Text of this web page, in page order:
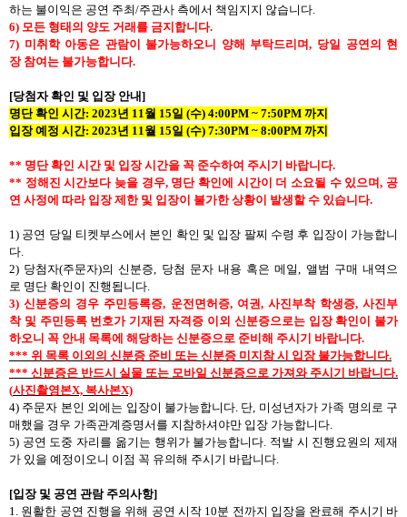
하는 불이익은 공연 주최/주관사 측에서 책임지지 않습니다.
6) 모든 형태의 양도 거래를 금지합니다.
7) 미취학 아동은 관람이 불가능하오니 양해 부탁드리며, 당일 공연의 현
장 참여는 불가능합니다.
[당첨자 확인 및 입장 안내]
명단 확인 시간: 2023년 11월 15일 (수) 4:00PM ~ 7:50PM 까지
입장 예정 시간: 2023년 11월 15일 (수) 7:30PM ~ 8:00PM 까지
** 명단 확인 시간 및 입장 시간을 꼭 준수하여 주시기 바랍니다.
** 정해진 시간보다 늦을 경우, 명단 확인에 시간이 더 소요될 수 있으며, 공
연 사정에 따라 입장 제한 및 입장이 불가한 상황이 발생할 수 있습니다.
1) 공연 당일 티켓부스에서 본인 확인 및 입장 팔찌 수령 후 입장이 가능합니
다.
2) 당첨자(주문자)의 신분증, 당첨 문자 내용 혹은 메일, 앨범 구매 내역으
로 명단 확인이 진행됩니다.
3)신분증의 경우 주민등록증, 운전면허증, 여권, 사진부착 학생증, 사진부
착 및 주민등록 번호가 기재된 자격증 이외 신분증으로는 입장 확인이
불가
하오니 꼭 안내 목록에 해당하는 신분증으로 준비해 주시기 바랍니다.
*** 위 목록 이외의 신분증 준비 또는 신분증 미지참 시 입장 불가능합니다.
*** 신분증은 반드시 실물 또는 모바일 신분증으로 가져와 주시기 바랍니다.
(사진촬영본X, 복사본X)
4) 주문자 본인 외에는 입장이 불가능합니다. 단, 미성년자가 가족 명의로 구
매했을 경우 가족관계증명서를 지참하셔야만 입장 가능합니다.
5) 공연 도중 자리를 옮기는 행위가 불가능합니다. 적발 시 진행요원의 제재
가 있을 예정이오니 이점 꼭 유의해 주시기 바랍니다.
[입장 및 공연 관람 주의사항]
1. 원활한 공연 진행을 위해 공연 시작 10분 전까지 입장을 완료해 주시기 바